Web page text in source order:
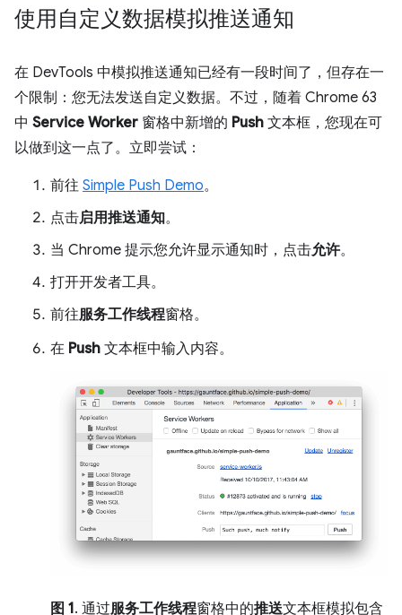
使用自定义数据模拟推送通知
在 DevTools 中模拟推送通知已经有一段时间了，但存在一
个限制：您无法发送自定义数据。不过，随着 Chrome 63
中 Service Worker 窗格中新增的 Push 文本框，您现在可
以做到这一点了。立即尝试：
前往 Simple Push Demo。
点击启用推送通知。
当 Chrome 提示您允许显示通知时，点击允许。
打开开发者工具。
前往服务工作线程窗格。
在 Push 文本框中输入内容。
图 1. 通过服务工作线程窗格中的推送文本框模拟包含